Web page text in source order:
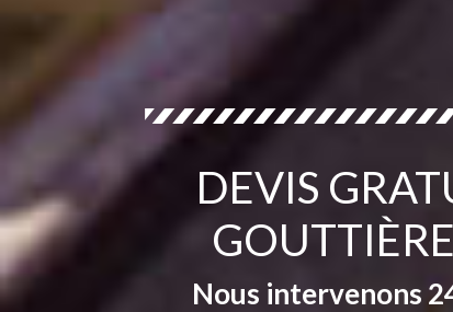
DEVIS
Nous intervenons